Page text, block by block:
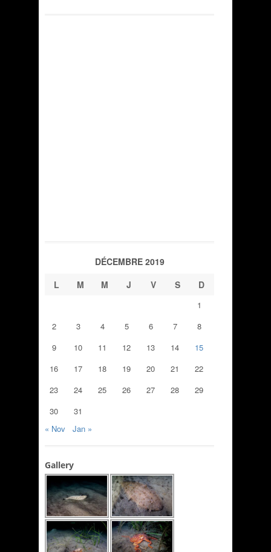
DÉCEMBRE 2019
L
M M J V S D
1
2
3 4 5 6 7
8
9
10 11 12 13 14
15
16
17 18 19 20 21
22
23
24 25 26 27 28
29
30
31
« Nov
Jan »
Gallery